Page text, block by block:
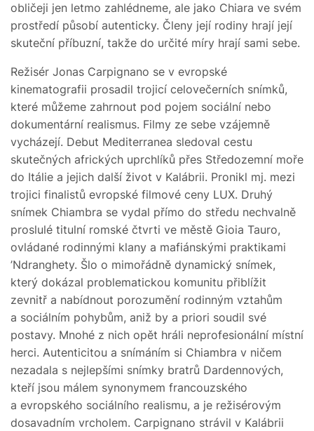
obličeji jen letmo zahlédneme, ale jako Chiara ve svém
prostředí působí autenticky. Členy její rodiny hrají její
skuteční příbuzní, takže do určité míry hrají sami sebe.
Režisér Jonas Carpignano se v evropské
kinematografii prosadil trojicí celovečerních snímků,
které můžeme zahrnout pod pojem sociální nebo
dokumentární realismus. Filmy ze sebe vzájemně
vycházejí. Debut Mediterranea sledoval cestu
skutečných afrických uprchlíků přes Středozemní moře
do Itálie a jejich další život v Kalábrii. Pronikl mj. mezi
trojici finalistů evropské filmové ceny LUX. Druhý
snímek Chiambra se vydal přímo do středu nechvalně
proslulé titulní romské čtvrti ve městě Gioia Tauro,
ovládané rodinnými klany a mafiánskými praktikami
’Ndranghety. Šlo o mimořádně dynamický snímek,
který dokázal problematickou komunitu přiblížit
zevnitř a nabídnout porozumění rodinným vztahům
a sociálním pohybům, aniž by a priori soudil své
postavy. Mnohé z nich opět hráli neprofesionální místní
herci. Autenticitou a snímáním si Chiambra v ničem
nezadala s nejlepšími snímky bratrů Dardennových,
kteří jsou málem synonymem francouzského
a evropského sociálního realismu, a je režisérovým
dosavadním vrcholem. Carpignano strávil v Kalábrii